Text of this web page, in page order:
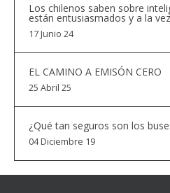
Los chilenos saben sobre
están entusiasmados y a la
17 Junio 24
EL CAMINO A EMISÓN CERO
25 Abril 25
¿Qué tan seguros son los
04 Diciembre 19